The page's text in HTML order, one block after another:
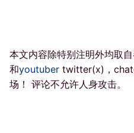
本文内容除特别注明外均取
和youtuber twitter(x)，
场！ 评论不允许人身攻击。